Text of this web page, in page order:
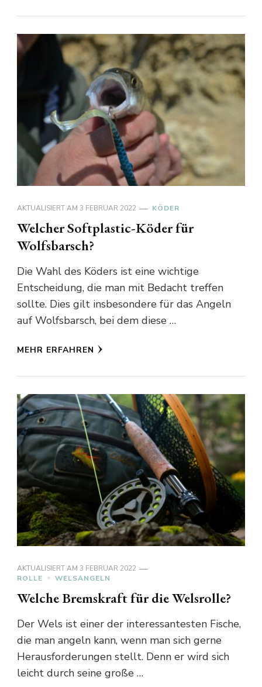
AKTUALISIERT AM 3 FEBRUAR 2022 KÖDER
Welcher Softplastic-Köder für
Wolfsbarsch?
Die Wahl des Köders ist eine wichtige
Entscheidung, die man mit Bedacht treffen
sollte. Dies gilt insbesondere für das Angeln
auf Wolfsbarsch, bei dem diese …
MEHR ERFAHREN
AKTUALISIERT AM 3 FEBRUAR 2022
ROLLE
WELSANGELN
Welche Bremskraft für die Welsrolle?
Der Wels ist einer der interessantesten Fische,
die man angeln kann, wenn man sich gerne
Herausforderungen stellt. Denn er wird sich
leicht durch seine große …